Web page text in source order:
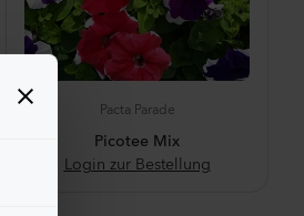
Pacta Parade
Picotee Mix
Login zur Bestellung